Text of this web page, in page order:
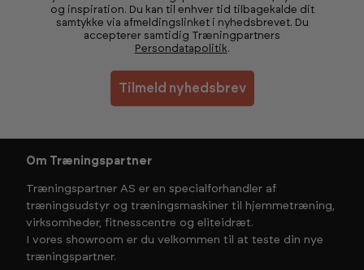
og inspiration. Du kan til enhver tid tilbagekalde dit
samtykke via afmeldingslinket i nyhedsbrevet. Du
accepterer samtidig Træningpartners
Persondatapolitik.
Tilmeld nyhedsbrev
Om Træningspartner
Træningspartner AS er en specialforhandler af
træningsudstyr og træningsmaskiner til hjemmetræning,
virksomheder, fitnesscentre og eliteidræt.
I vores showroom er du velkommen til at teste din nye
træningspartner.